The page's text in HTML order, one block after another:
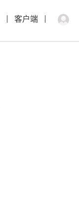
客户端